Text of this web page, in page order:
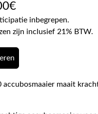
€
inbegrepen.
zijn inclusief 21% BTW.
accubosmaaier maait